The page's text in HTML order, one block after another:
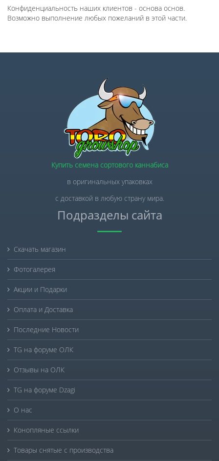
Конфиденциальность наших клиентов - основа основ.
Возможно выполнение любых пожеланий в этой части.
Купить семена сортового каннабиса
в оригинальных упаковках
с доставкой в любую страну мира.
Подразделы сайта
Скачать магазин
Фотогалерея
Акции и Подарки
Оплата и Доставка
Последние Новости
TG на форуме ОЛК
Отзывы на ОЛК
TG на форуме Dzagi
О нас
Конопляные ссылки
Товары снятые с производства